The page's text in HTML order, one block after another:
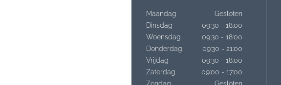
Maandag
Gesloten
Dinsdag
09:30 - 18:00
Woensdag
09:30 - 18:00
Donderdag
09:30 - 21:00
Vrijdag
09:30 - 18:00
Zaterdag
09:00 - 17:00